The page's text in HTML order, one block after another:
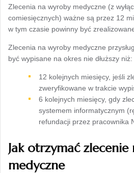
Zlecenia na wyroby medyczne (z
comiesięcznych) ważne są przez 12
w tym czasie powinny być
Zlecenia na wyroby medyczne
być wypisane na okres nie dłuższy niż:
12 kolejnych miesięcy, jeśli
zweryfikowane w trakcie
6 kolejnych miesięcy, gdy
systemem informatycznym
refundacji przez pracownika
Jak otrzymać
medyczne